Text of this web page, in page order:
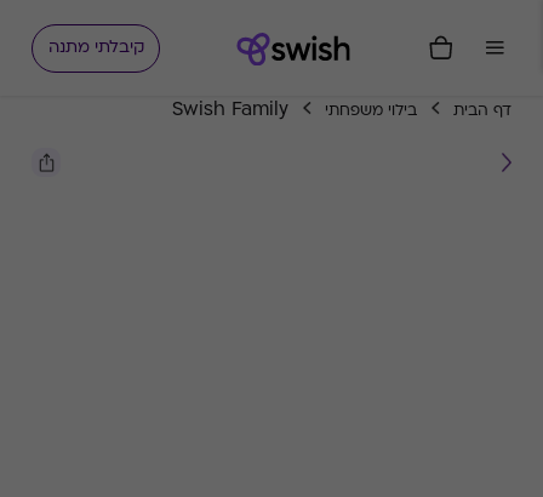
קיבלתי מתנה
דף הבית בילוי משפחתי Swish Family